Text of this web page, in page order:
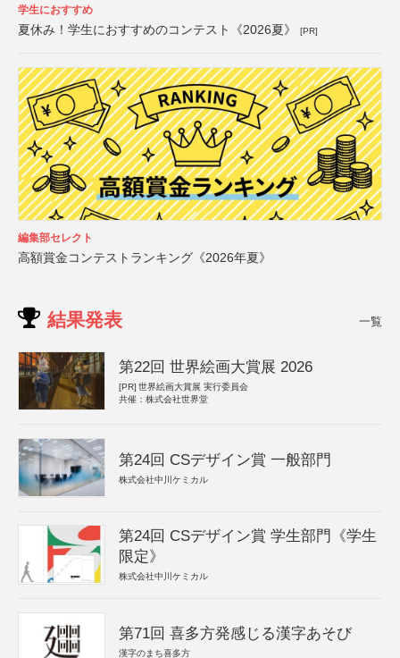
学生におすすめ
夏休み！学生におすすめのコンテスト《2026夏》 [PR]
編集部セレクト
高額賞金コンテストランキング《2026年夏》
結果発表 一覧
第22回 世界絵画大賞展 2026
[PR] 世界絵画大賞展 実行委員会
共催：株式会社世界堂
第24回 CSデザイン賞 一般部門
株式会社中川ケミカル
第24回 CSデザイン賞 学生部門《学生
限定》
株式会社中川ケミカル
第71回 喜多方発感じる漢字あそび
漢字のまち喜多方